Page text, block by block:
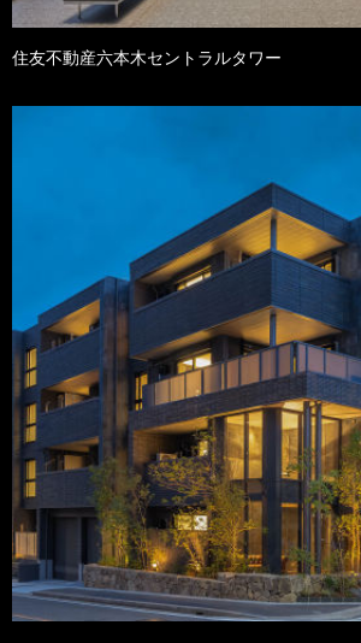
住友不動産六本木セントラルタワー